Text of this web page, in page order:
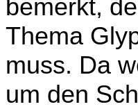
bemerkt,
Thema
muss. Da
um den